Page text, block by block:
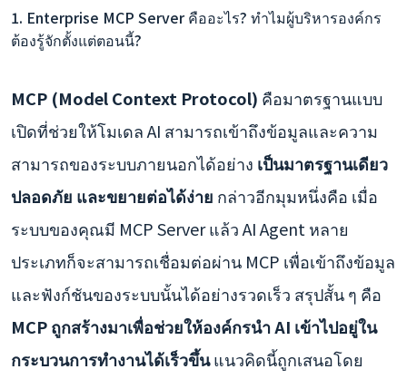
1. Enterprise MCP Server คืออะไร? ทำไมผู้บริหารองค์กร
ต้องรู้จักตั้งแต่ตอนนี้?
MCP (Model Context Protocol) คือมาตรฐานแบบ
เปิดที่ช่วยให้โมเดล AI สามารถเข้าถึงข้อมูลและความ
สามารถของระบบภายนอกได้อย่าง เป็นมาตรฐานเดียว
ปลอดภัย และขยายต่อได้ง่าย กล่าวอีกมุมหนึ่งคือ เมื่อ
ระบบของคุณมี MCP Server แล้ว AI Agent หลาย
ประเภทก็จะสามารถเชื่อมต่อผ่าน MCP เพื่อเข้าถึงข้อมูล
และฟังก์ชันของระบบนั้นได้อย่างรวดเร็ว สรุปสั้น ๆ คือ
MCP ถูกสร้างมาเพื่อช่วยให้องค์กรนำ AI เข้าไปอยู่ใน
กระบวนการทำงานได้เร็วขึ้นแนวคิดนี้ถูกเสนอโดย